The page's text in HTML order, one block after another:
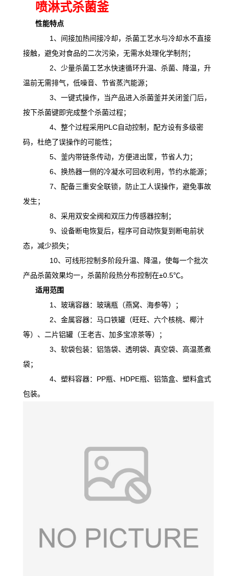
喷淋式杀菌釜
性能特点
1、间接加热间接冷却，杀菌工艺水与冷却水不直接
接触，避免对食品的二次污染，无需水处理化学制剂；
2、少量杀菌工艺水快速循环升温、杀菌、降温，升
温前无需排气，低噪音、节省蒸汽能源；
3、一键式操作，当产品进入杀菌釜并关闭釜门后，
按下杀菌键即完成整个杀菌过程；
4、整个过程采用PLC自动控制，配方设有多级密
码，杜绝了误操作的可能性；
5、釜内带链条传动，方便进出筐，节省人力；
6、换热器一侧的冷凝水可回收利用，节约水能源；
7、配备三重安全联锁，防止工人误操作，避免事故
发生；
8、采用双安全阀和双压力传感器控制；
9、设备断电恢复后，程序可自动恢复到断电前状
态，减少损失；
10、可线形控制多阶段升温、降温， 使每一个批次
产品杀菌效果均一，杀菌阶段热分布控制在±0.5℃。
适用范围
1、玻璃容器：玻璃瓶（燕窝、海参等）；
2、金属容器：马口铁罐（旺旺、六个核桃、椰汁
等）、二片铝罐（王老吉、加多宝凉茶等）；
3、软袋包装：铝箔袋、透明袋、真空袋、高温蒸煮
袋；
4、塑料容器：PP瓶、HDPE瓶、铝箔盒、塑料盒式
包装。